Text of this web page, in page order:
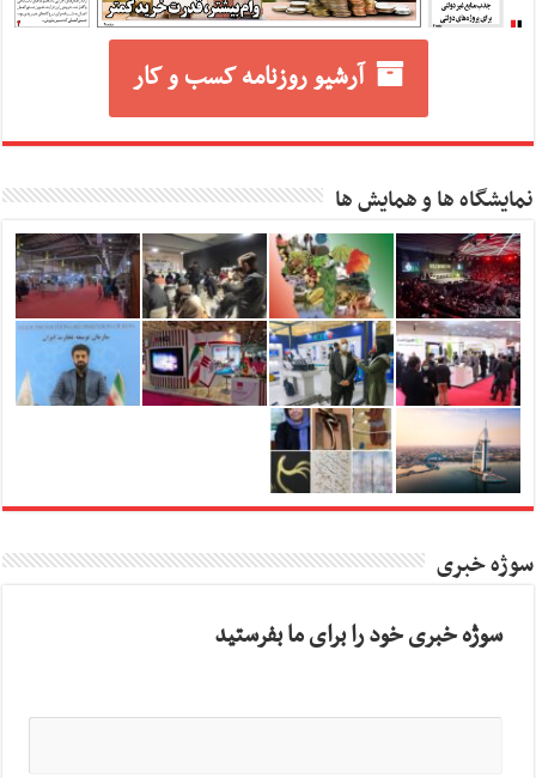
آرشیو روزنامه کسب و کار
نمایشگاه ها و همایش ها
سوژه خبری
سوژه خبری خود را برای ما بفرستید